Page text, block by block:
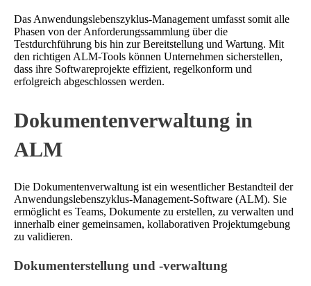
Das Anwendungslebenszyklus-Management umfasst somit alle
Phasen von der Anforderungssammlung über die
Testdurchführung bis hin zur Bereitstellung und Wartung. Mit
den richtigen ALM-Tools können Unternehmen sicherstellen,
dass ihre Softwareprojekte effizient, regelkonform und
erfolgreich abgeschlossen werden.
Dokumentenverwaltung in
ALM
Die Dokumentenverwaltung ist ein wesentlicher Bestandteil der
Anwendungslebenszyklus-Management-Software (ALM). Sie
ermöglicht es Teams, Dokumente zu erstellen, zu verwalten und
innerhalb einer gemeinsamen, kollaborativen Projektumgebung
zu validieren.
Dokumenterstellung und -verwaltung